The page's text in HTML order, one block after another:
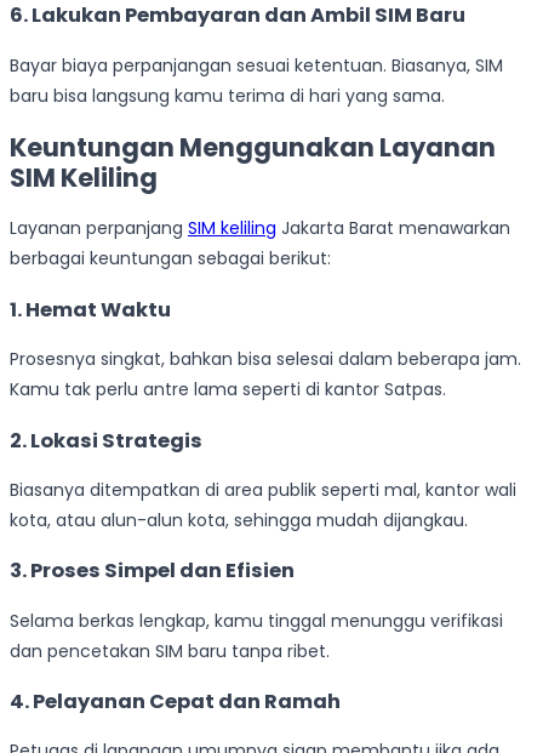
6. Lakukan Pembayaran dan Ambil SIM Baru
Bayar biaya perpanjangan sesuai ketentuan. Biasanya, SIM
baru bisa langsung kamu terima di hari yang sama.
Keuntungan Menggunakan Layanan
SIM Keliling
Layanan perpanjang SIM keliling Jakarta Barat menawarkan
berbagai keuntungan sebagai berikut:
1. Hemat Waktu
Prosesnya singkat, bahkan bisa selesai dalam beberapa jam.
Kamu tak perlu antre lama seperti di kantor Satpas.
2. Lokasi Strategis
Biasanya ditempatkan di area publik seperti mal, kantor wali
kota, atau alun-alun kota, sehingga mudah dijangkau.
3. Proses Simpel dan Efisien
Selama berkas lengkap, kamu tinggal menunggu verifikasi
dan pencetakan SIM baru tanpa ribet.
4. Pelayanan Cepat dan Ramah